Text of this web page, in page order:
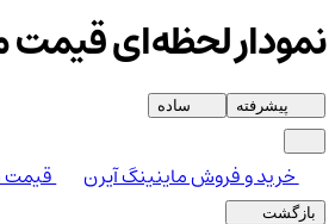
نمودار لحظه‌ای قیمت
پیشرفته ساده
خرید و فروش ماینینگ آیرن قیمت
بازگشت